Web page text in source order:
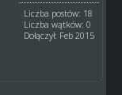
Liczba postów: 18
Liczba wątków: 0
Dołączył: Feb 2015